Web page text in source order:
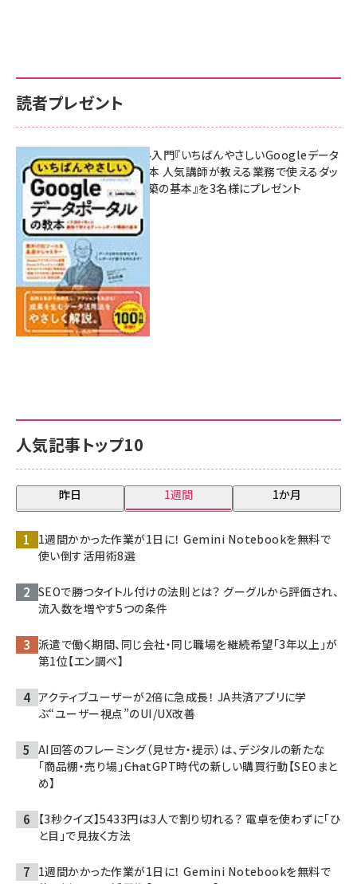
人気記事トップ10
昨日 1週間 1か月
1週間かかった作業が1日に！ Gemini Notebookを無料で
使い倒す活用術8選
SEOで勝つタイトル付けの法則とは？ グーグルから評価され、
流入数を増やす5つの条件
派遣で働く期間、同じ会社・同じ職場を継続希望「3年以上」が
第1位【エン調べ】
アクティブユーザーが2倍に急成長！ JA共済アプリに学
ぶ“ユーザー視点”のUI/UX改善
AI回答のフレーミング（見せ方・提示）は、デジタルの新たな
「商品棚・売り場」――ChatGPT時代の新しい購買行動【SEOまと
め】
【3秒クイズ】5433円は3人で割り切れる？ 電卓を使わずに「ひ
と目」で見抜く方法
1週間かかった作業が1日に！ Gemini Notebookを無料で
読者プレゼント
無料BIツール入門『いちばんやさしいGoogleデータ
ポータルの教本 人気講師が教える業務で使えるダッ
シュボード構築の基本』を3名様にプレゼント
7月31日 10:00